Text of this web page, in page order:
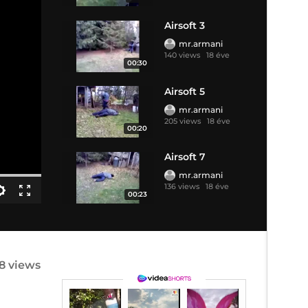
00:30
Airsoft 3
mr.armani
140 views 18 éve
00:20
Airsoft 5
mr.armani
205 views 18 éve
00:23
Airsoft 7
mr.armani
136 views 18 éve
views